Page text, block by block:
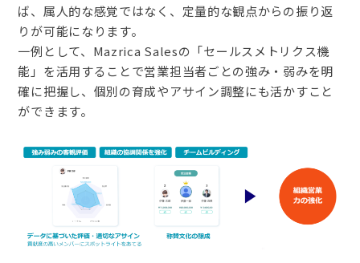
ば、属人的な感覚ではなく、定量的な観点からの振り返
りが可能になります。
一例として、Mazrica Salesの「セールスメトリクス機
能」を活用することで営業担当者ごとの強み・弱みを明
確に把握し、個別の育成やアサイン調整にも活かすこと
ができます。